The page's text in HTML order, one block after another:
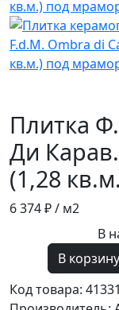
Плитка
Ди
(1,28
6 374 ₽/ м2
В
В корзину
Код товара: 41331